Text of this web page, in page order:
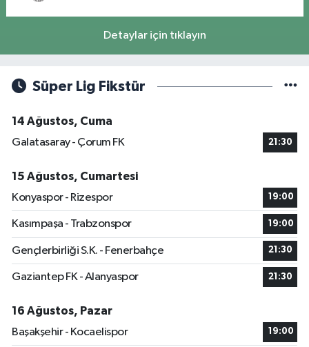
Detaylar için tıklayın
Süper Lig Fikstür
14 Ağustos, Cuma
Galatasaray - Çorum FK
21:30
15 Ağustos, Cumartesi
Konyaspor - Rizespor
19:00
Kasımpaşa - Trabzonspor 19:00
Gençlerbirliği S.K. - Fenerbahçe 21:30
Gaziantep FK - Alanyaspor 21:30
16 Ağustos, Pazar
Başakşehir - Kocaelispor
19:00